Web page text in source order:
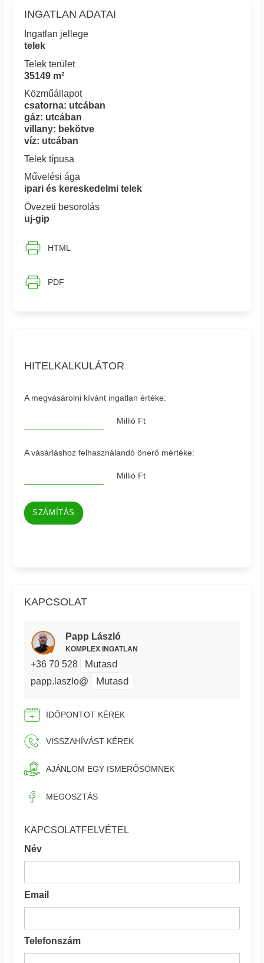
HITELKALKULÁTOR
A megvásárolni kívánt ingatlan értéke:
Millió Ft
A vásárláshoz felhasználandó önerő mértéke:
Millió Ft
SZÁMÍTÁS
KAPCSOLAT
Papp László
KOMPLEX INGATLAN
+36 70 528 Mutasd
papp.laszlo@ Mutasd
IDŐPONTOT KÉREK
VISSZAHÍVÁST KÉREK
AJÁNLOM EGY ISMERŐSÖMNEK
MEGOSZTÁS
KAPCSOLATFELVÉTEL
Név
Email
Telefonszám
INGATLAN ADATAI
Ingatlan jellege
telek
Telek terület
35149 m²
Közműállapot
csatorna: utcában
gáz: utcában
villany: bekötve
víz: utcában
Telek típusa
Művelési ága
ipari és kereskedelmi telek
Övezeti besorolás
uj-gip
HTML
PDF